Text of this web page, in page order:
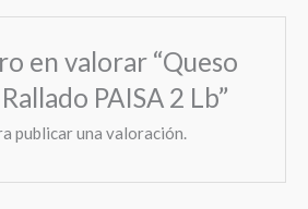
en valorar “Queso
PAISA 2 Lb”
publicar una valoración.